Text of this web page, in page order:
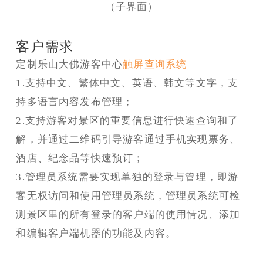
（子界面）
客户需求
定制乐山大佛游客中心触屏查询系统
1.支持中文、繁体中文、英语、韩文等文字，支
持多语言内容发布管理；
2.支持游客对景区的重要信息进行快速查询和了
解，并通过二维码引导游客通过手机实现票务、
酒店、纪念品等快速预订；
3.管理员系统需要实现单独的登录与管理，即游
客无权访问和使用管理员系统，管理员系统可检
测景区里的所有登录的客户端的使用情况、添加
和编辑客户端机器的功能及内容。